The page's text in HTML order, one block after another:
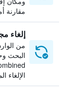
مقارنة
إلغاء
من
البحث
الإلغاء